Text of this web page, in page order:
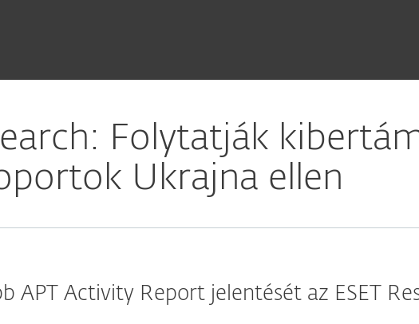
Folytatják
Ukrajna ellen
APT Activity Report jelentését az ESET